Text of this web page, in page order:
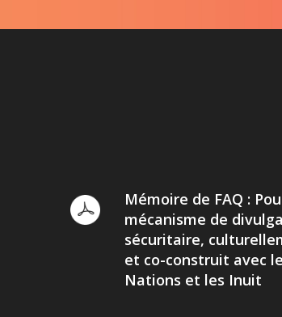
Mémoire de FAQ :
mécanisme de
sécuritaire,
et co-construit avec
Nations et les Inuit